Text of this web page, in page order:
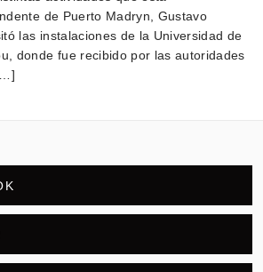
de Puerto Madryn, Gustavo
las instalaciones de la Universidad de
donde fue recibido por las autoridades